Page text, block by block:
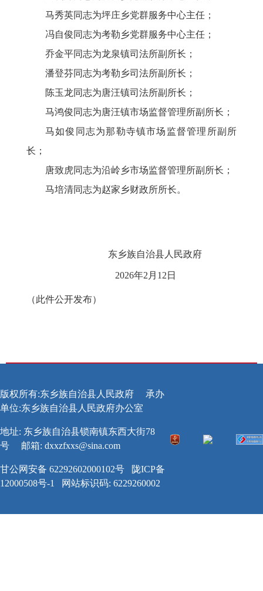
马秀英同志为坪庄乡党群服务中心主任；
冯自俊同志为考勒乡党群服务中心主任；
乔金平同志为龙泉镇司法所副所长；
潘登芬同志为考勒乡司法所副所长；
陈玉龙同志为唐汪镇司法所副所长；
马鸿俊同志为唐汪镇市场监督管理所副所长；
马如俊同志为那勒寺镇市场监督管理所副所
长；
唐致虎同志为沿岭乡市场监督管理所副所长；
马培清同志为赵家乡财政所所长。
东乡族自治县人民政府
2026年2月12日
（此件公开发布）
版权所有:东乡族自治县人民政府
承办
单位:东乡族自治县人民政府办公室
地址: 东乡族自治县锁南镇东西大街78
号
邮箱: dxxzfxxs@sina.com
甘公网安备 62292602000102号
陇ICP备
12000508号-1
网站标识码: 6229260002